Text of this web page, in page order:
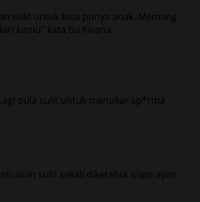
sulit untuk bisa punya anak. Memang
kamu” kata bu Kirana.
pula sulit untuk menukar sp*rma
akan sulit sekali diketahui siapa ayah